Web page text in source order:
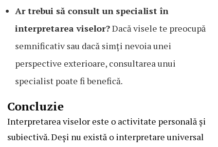
Ar trebui să consult un specialist în
interpretarea viselor?Dacă visele te preocupă
semnificativ sau dacă simți nevoia unei
perspective exterioare, consultarea unui
specialist poate fi benefică.
Concluzie
Interpretarea viselor este o activitate personală și
subiectivă. Deși nu există o interpretare universal